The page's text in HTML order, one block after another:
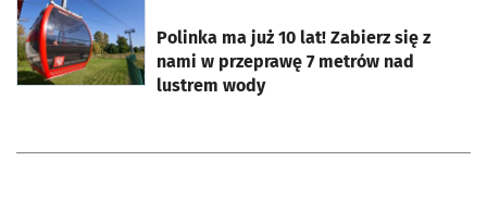
Polinka ma już 10 lat! Zabierz się z
nami w przeprawę 7 metrów nad
lustrem wody
otworzy się w nowej karcie